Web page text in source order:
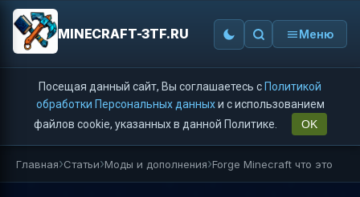
MINECRAFT-3TF.RU Меню
Посещая данный сайт, Вы соглашаетесь с Политикой
обработки Персональных данныхи с использованием
файлов cookie, указанных в данной Политике.
OK
Главная Статьи Моды и дополнения Forge Minecraft что это